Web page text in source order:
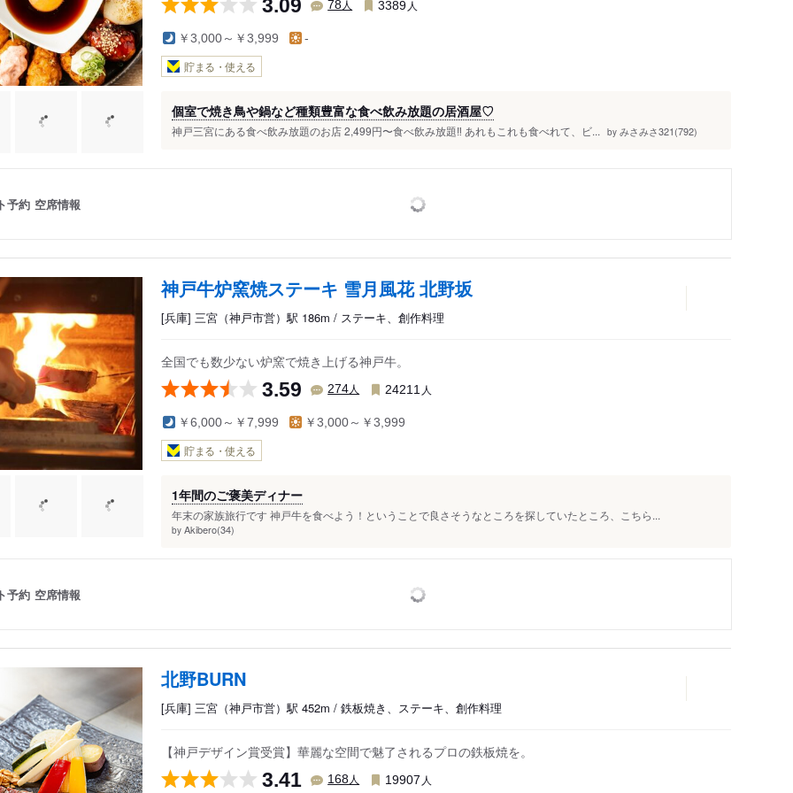
3.09 78人 3389 人
￥3,000～￥3,999 -
貯まる・使える
個室で焼き鳥や鍋など種類豊富な食べ飲み放題の居酒屋♡
神戸三宮にある食べ飲み放題のお店 2,499円〜食べ飲み放題‼️ あれもこれも食べれて、ビ... by みさみさ321(792)
予約 空席情報
神戸牛炉窯焼ステーキ 雪月風花 北野坂
[兵庫] 三宮（神戸市営）駅 186m / ステーキ、創作料理
全国でも数少ない炉窯で焼き上げる神戸牛。
3.59 274人 24211 人
￥6,000～￥7,999 ￥3,000～￥3,999
貯まる・使える
1年間のご褒美ディナー
年末の家族旅行です 神戸牛を食べよう！ということで良さそうなところを探していたところ、こちら...
by Akibero(34)
予約 空席情報
北野BURN
[兵庫] 三宮（神戸市営）駅 452m / 鉄板焼き、ステーキ、創作料理
【神戸デザイン賞受賞】華麗な空間で魅了されるプロの鉄板焼を。
3.41 168人 19907 人